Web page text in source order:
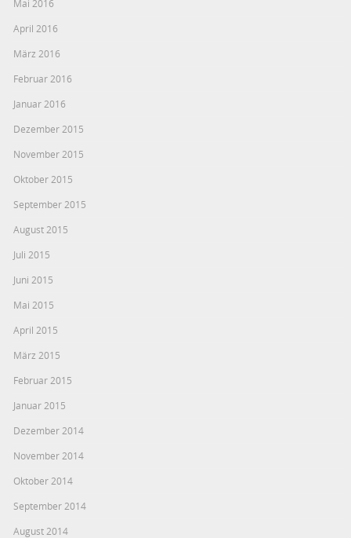
Mai 2016
April 2016
März 2016
Februar 2016
Januar 2016
Dezember 2015
November 2015
Oktober 2015
September 2015
August 2015
Juli 2015
Juni 2015
Mai 2015
April 2015
März 2015
Februar 2015
Januar 2015
Dezember 2014
November 2014
Oktober 2014
September 2014
August 2014